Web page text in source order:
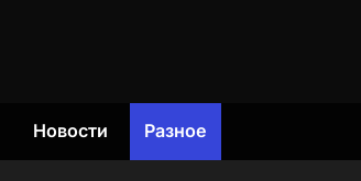
Новости Разное